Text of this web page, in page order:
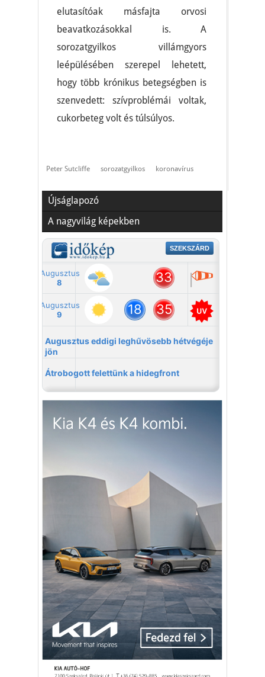
elutasítóak másfajta orvosi
beavatkozásokkal is. A
sorozatgyilkos villámgyors
leépülésében szerepel lehetett,
hogy több krónikus betegségben is
szenvedett: szívproblémái voltak,
cukorbeteg volt és túlsúlyos.
Peter Sutcliffe sorozatgyilkos koronavírus
Újságlapozó
A nagyvilág képekben